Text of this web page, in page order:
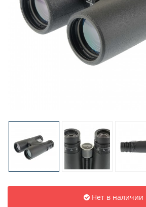
Нет в наличии